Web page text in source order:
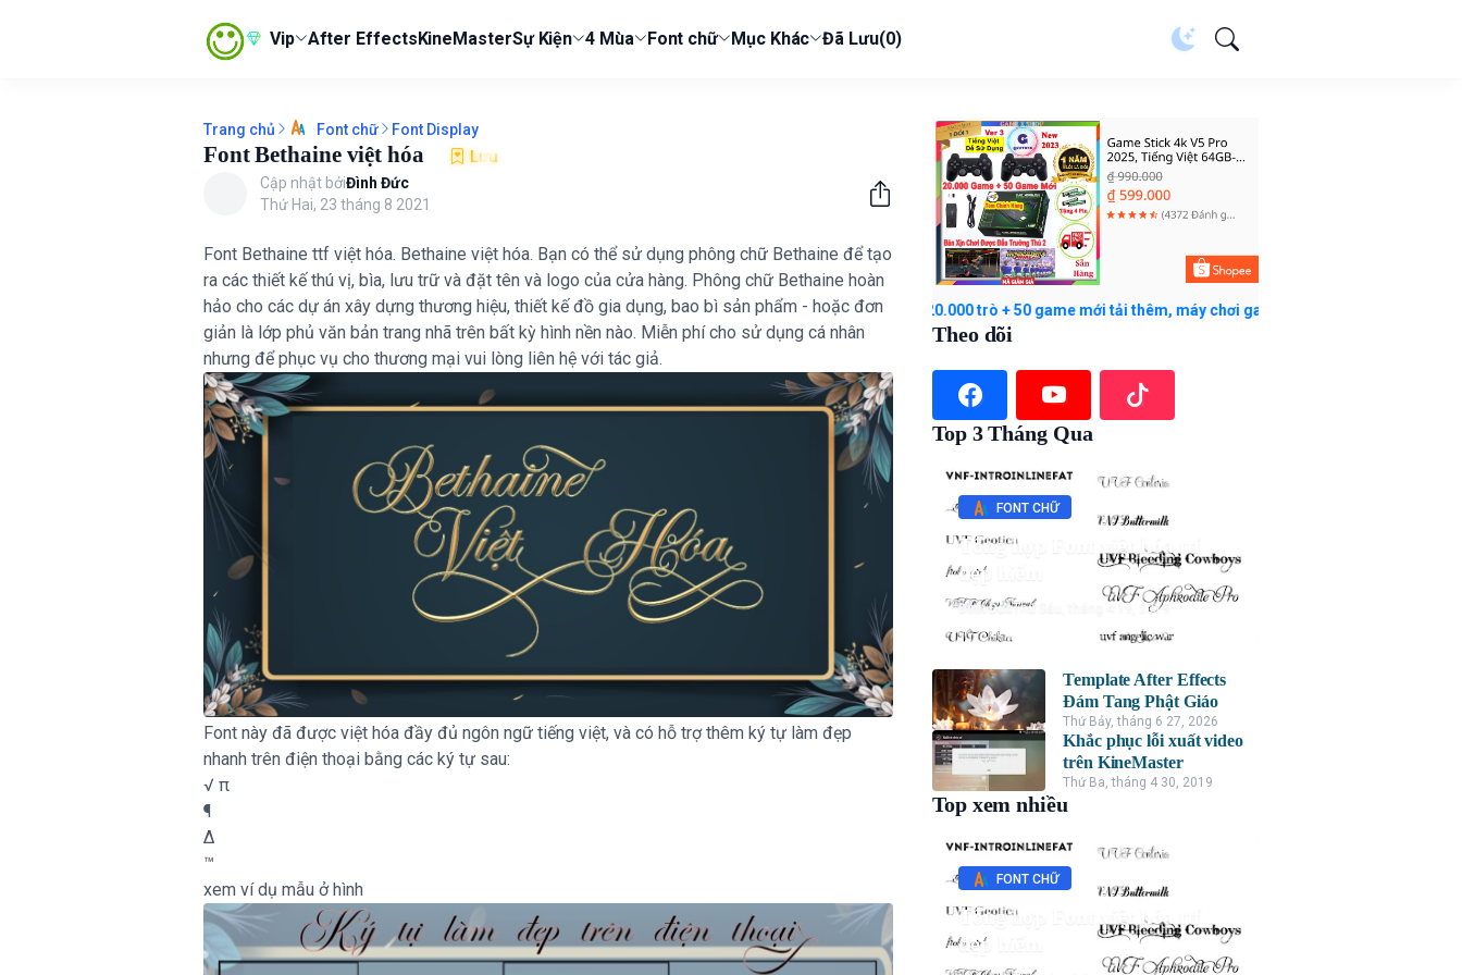
Vip After EffectsKineMasterSự Kiện 4 Mùa Font chữ Mục Khác Đã Lưu(0)
Trang chủ Font chữ Font Display
Font Bethaine việt hóa Lưu
Cập nhật bởiĐình Đức
Thứ Hai, 23 tháng 8 2021
Font Bethaine ttf việt hóa. Bethaine việt hóa. Bạn có thể sử dụng phông chữ Bethaine để tạo
ra các thiết kế thú vị, bìa, lưu trữ và đặt tên và logo của cửa hàng. Phông chữ Bethaine hoàn
hảo cho các dự án xây dựng thương hiệu, thiết kế đồ gia dụng, bao bì sản phẩm - hoặc đơn
giản là lớp phủ văn bản trang nhã trên bất kỳ hình nền nào. Miễn phí cho sử dụng cá nhân
nhưng để phục vụ cho thương mại vui lòng liên hệ với tác giả.
Font này đã được việt hóa đầy đủ ngôn ngữ tiếng việt, và có hỗ trợ thêm ký tự làm đẹp
nhanh trên điện thoại bằng các ký tự sau:
√ π
¶
∆
™
xem ví dụ mẫu ở hình
(Ủng hộ admin) Xem ngay Game Stick 4k V5 Pro 2025, Tiếng Việt 64GB-20.000 trò + 50 game mới tải thêm, máy chơi game cầm tay không dây với giá
Theo dõi
Top 3 Tháng Qua
FONT CHỮ
Tổng hợp Font việt hóa ttf
đẹp hiếm
Đình ĐứcThứ Sáu, tháng 4 19, 2019
Template After Effects
Đám Tang Phật Giáo
Thứ Bảy, tháng 6 27, 2026
Khắc phục lỗi xuất video
trên KineMaster
Thứ Ba, tháng 4 30, 2019
Top xem nhiều
FONT CHỮ
Tổng hợp Font việt hóa ttf
đẹp hiếm